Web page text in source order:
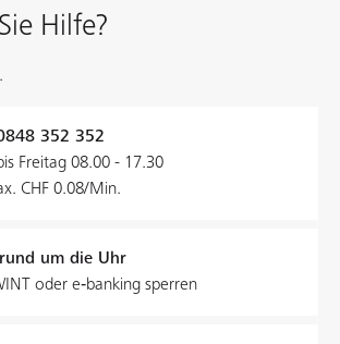
Hilfe?
352 352
Freitag 08.00 - 17.30
CHF 0.08/Min.
um die Uhr
oder e‑banking sperren